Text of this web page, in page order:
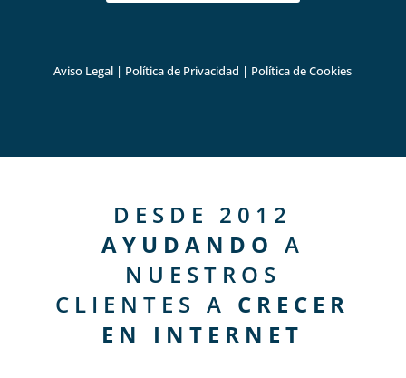
Aviso Legal | Política de Privacidad | Política de Cookies
DESDE 2012
AYUDANDO A
NUESTROS
CLIENTES A CRECER
EN INTERNET